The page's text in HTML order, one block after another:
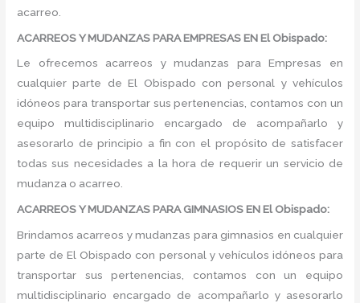
acarreo.
ACARREOS Y MUDANZAS PARA EMPRESAS EN El Obispado:
Le ofrecemos acarreos y mudanzas para Empresas en
cualquier parte de El Obispado con personal y vehículos
idóneos para transportar sus pertenencias, contamos con un
equipo multidisciplinario encargado de acompañarlo y
asesorarlo de principio a fin con el propósito de satisfacer
todas sus necesidades a la hora de requerir un servicio de
mudanza o acarreo.
ACARREOS Y MUDANZAS PARA GIMNASIOS EN El Obispado:
Brindamos acarreos y mudanzas para gimnasios en cualquier
parte de El Obispado con personal y vehículos idóneos para
transportar sus pertenencias, contamos con un equipo
multidisciplinario encargado de acompañarlo y asesorarlo